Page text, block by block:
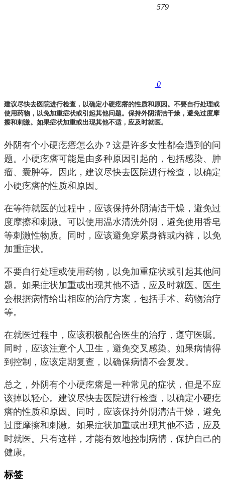
579
0
建议尽快去医院进行检查，以确定小硬疙瘩的性质和原因。不要自行处理或
使用药物，以免加重症状或引起其他问题。保持外阴清洁干燥，避免过度摩
擦和刺激。如果症状加重或出现其他不适，应及时就医。
外阴有个小硬疙瘩怎么办？这是许多女性都会遇到的问
题。小硬疙瘩可能是由多种原因引起的，包括感染、肿
瘤、囊肿等。因此，建议尽快去医院进行检查，以确定
小硬疙瘩的性质和原因。
在等待就医的过程中，应该保持外阴清洁干燥，避免过
度摩擦和刺激。可以使用温水清洗外阴，避免使用香皂
等刺激性物质。同时，应该避免穿紧身裤或内裤，以免
加重症状。
不要自行处理或使用药物，以免加重症状或引起其他问
题。如果症状加重或出现其他不适，应及时就医。医生
会根据病情给出相应的治疗方案，包括手术、药物治疗
等。
在就医过程中，应该积极配合医生的治疗，遵守医嘱。
同时，应该注意个人卫生，避免交叉感染。如果病情得
到控制，应该定期复查，以确保病情不会复发。
总之，外阴有个小硬疙瘩是一种常见的症状，但是不应
该掉以轻心。建议尽快去医院进行检查，以确定小硬疙
瘩的性质和原因。同时，应该保持外阴清洁干燥，避免
过度摩擦和刺激。如果症状加重或出现其他不适，应及
时就医。只有这样，才能有效地控制病情，保护自己的
健康。
标签